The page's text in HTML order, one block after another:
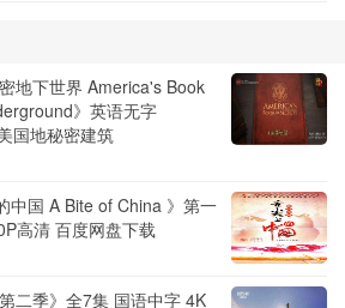
地下世界 America's Book
》英语无字
国地秘密建筑
中国 A Bite of China 》第一
高清 百度网盘下载
二季》全7集 国语中字 4K